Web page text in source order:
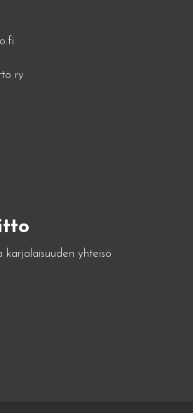
ry
karjalaisuuden yhteisö